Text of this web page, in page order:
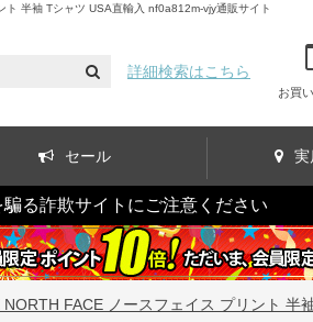
半袖 Tシャツ USA直輸入 nf0a812m-vjy通販サイト
詳細検索はこちら
お買
セール 実
騙る詐欺サイトにご注意ください
NORTH FACE ノースフェイス プリント